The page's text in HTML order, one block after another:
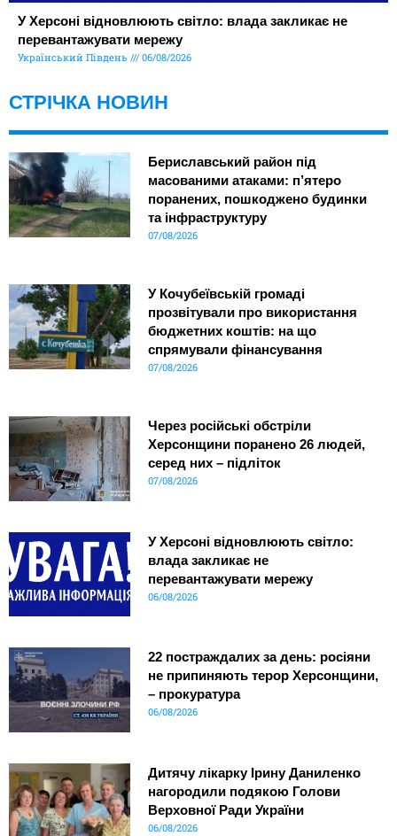
У Херсоні відновлюють світло: влада закликає не
перевантажувати мережу
Український Південь 06/08/2026
СТРІЧКА НОВИН
Бериславський район під
масованими атаками: п’ятеро
поранених, пошкоджено будинки
та інфраструктуру
07/08/2026
У Кочубеївській громаді
прозвітували про використання
бюджетних коштів: на що
спрямували фінансування
07/08/2026
Через російські обстріли
Херсонщини поранено 26 людей,
серед них – підліток
07/08/2026
У Херсоні відновлюють світло:
влада закликає не
перевантажувати мережу
06/08/2026
22 постраждалих за день: росіяни
не припиняють терор Херсонщини,
– прокуратура
06/08/2026
Дитячу лікарку Ірину Даниленко
нагородили подякою Голови
Верховної Ради України
06/08/2026